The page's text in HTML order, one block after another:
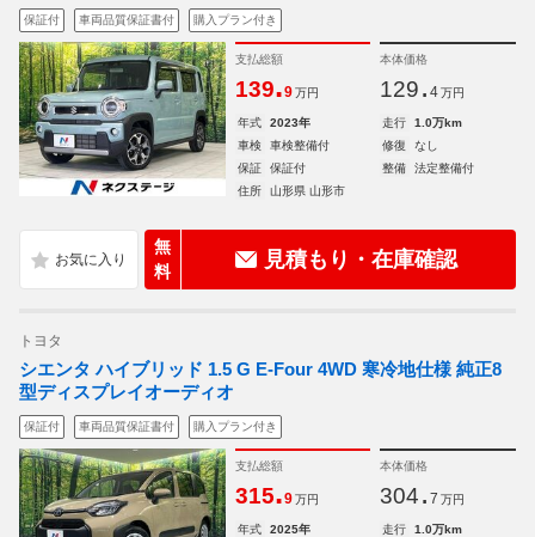
保証付 車両品質保証書付 購入プラン付き
支払総額
139.9 万円
本体価格
129. 4 万円
年式 2023年 走行
1.0万km
車検
車検整備付 修復
なし
保証
保証付 整備
法定整備付
住所
山形県 山形市
無
料
見積もり・在庫確認
トヨタ
シエンタ ハイブリッド 1.5 G E-Four 4WD 寒冷地仕様 純正8
型ディスプレイオーディオ
保証付 車両品質保証書付 購入プラン付き
支払総額
315.9 万円
本体価格
304. 7 万円
年式 2025年 走行
1.0万km